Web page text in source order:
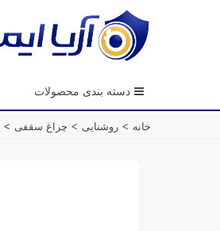
دسته بندی محصولات
خانه > روشنایی > چراغ سقفی >